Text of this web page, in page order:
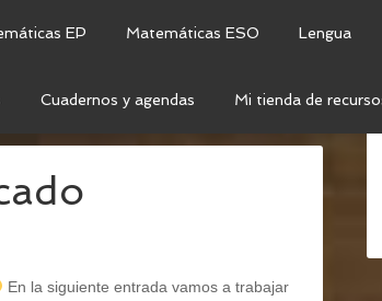
EP Matemáticas ESO Lengua
Cuadernos y agendas Mi tienda de
En la siguiente entrada vamos a trabajar